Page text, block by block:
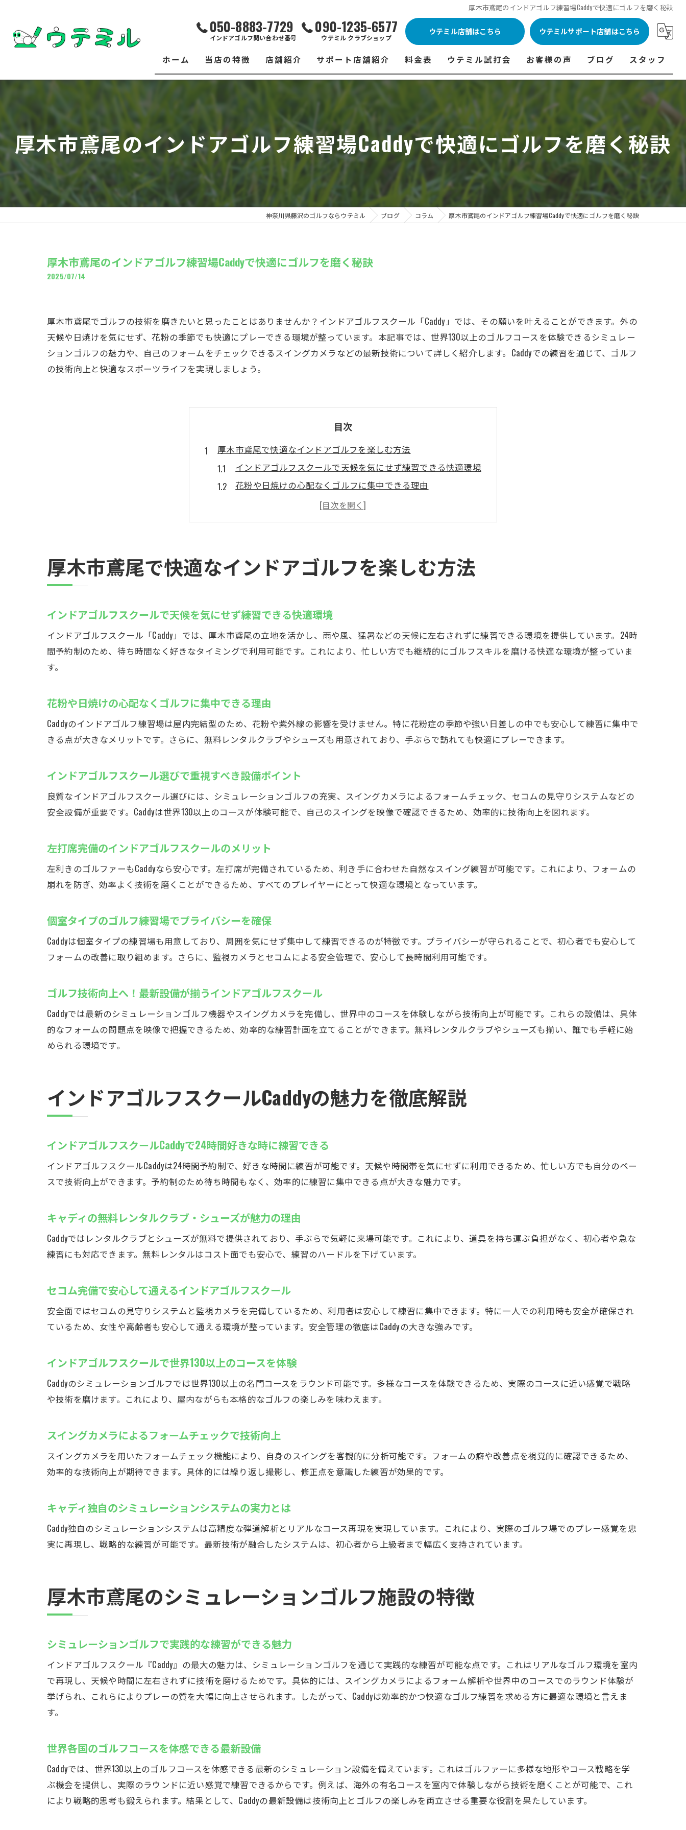
厚木市鳶尾のインドアゴルフ練習場Caddyで快適にゴルフを磨く秘訣
050-8883-7729
インドアゴルフ問い合わせ番号
090-1235-6577
ウテミル クラブショップ
ウテミル店舗はこちら ウテミルサポート店舗はこちら
ホーム 当店の特徴
練習場
フィッティング
店舗紹介
ウテミル 浦安駅前店
市原インドアゴルフ
ウテミルスクール高崎店
サポート店舗紹介
シミュレーションゴルフ Caddy
スズヨンゴルフクラブ(SUZU4-GOLFCLUB)
料金表
浦安駅前店 料金表
市原インドアゴルフ 料金表
ウテミルスクール高崎店 料金表
サポート店舗 料金表
シミュレーションゴルフ Caddy 料金表
ウテミル試打会
ウテミル試打会とは・・・
ウテミル試打会日程
フィッテイング・試打会 商品ラインナップ一覧
よくある質問
試打会開催受付
お客様の声
フィッテイング・試打会参加者の声
ブログ スタッフ
代表あいさつ
厚木市鳶尾のインドアゴルフ練習場Caddyで快適にゴルフを磨く秘訣
神奈川県藤沢のゴルフならウテミル ブログ コラム 厚木市鳶尾のインドアゴルフ練習場Caddyで快適にゴルフを磨く秘訣
厚木市鳶尾のインドアゴルフ練習場Caddyで快適にゴルフを磨く秘訣
2025/07/14
厚木市鳶尾でゴルフの技術を磨きたいと思ったことはありませんか？インドアゴルフスクール「Caddy」では、その願いを叶えることができます。外の
天候や日焼けを気にせず、花粉の季節でも快適にプレーできる環境が整っています。本記事では、世界130以上のゴルフコースを体験できるシミュレー
ションゴルフの魅力や、自己のフォームをチェックできるスイングカメラなどの最新技術について詳しく紹介します。Caddyでの練習を通じて、ゴルフ
の技術向上と快適なスポーツライフを実現しましょう。
目次
厚木市鳶尾で快適なインドアゴルフを楽しむ方法
インドアゴルフスクールで天候を気にせず練習できる快適環境
花粉や日焼けの心配なくゴルフに集中できる理由
インドアゴルフスクール選びで重視すべき設備ポイント
左打席完備のインドアゴルフスクールのメリット
ゴルフ技術向上へ！最新設備が揃うインドアゴルフスクール
インドアゴルフスクールCaddyの魅力を徹底解説
キャディの無料レンタルクラブ・シューズが魅力の理由
インドアゴルフスクールで世界130以上のコースを体験
厚木市鳶尾のシミュレーションゴルフ施設の特徴
シミュレーションゴルフで実践的な練習ができる魅力
世界各国のゴルフコースを体感できる最新設備
インドアゴルフスクールで初心者も安心して練習
ゴルフ練習場選びに役立つシミュレーション機能の違い
インドアゴルフスクールなら雨の日も快適に練習できる
24時間営業で仕事帰りにも利用できるインドアゴルフ
花粉や天候を気にせず集中できる練習環境
厚木市鳶尾のインドアゴルフでスイングをチェックしよう
インドアゴルフスクールで動画解析を活用した練習法
左打席完備の練習場で自分に合ったフォームを学ぶ
インドアゴルフスクールなら仕事帰りも練習が可能
予約制で待ち時間なし！効率的なゴルフ練習法
レンタルクラブと無料シューズで気軽に始められる
インドアゴルフスクールで継続する上達のコツ
夜間も安心して通えるセキュリティ対策万全の施設
インドアゴルフスクールで仲間と楽しくラウンド体験
個室タイプの練習場で周囲を気にせず集中できる環境
多様な練習プランで自分に合ったゴルフ上達法
シミュレーションゴルフで本格的なコースデビュー準備
インドアゴルフスクールの活用で健康的な毎日を実現
厚木市鳶尾のゴルフ練習場Caddyの最新設備を紹介
インドアゴルフスクールの先進技術を徹底解説
安心のセコム見守りシステムで安全な練習をサポート
左利き用打席や個室で快適なゴルフ練習が可能
24時間利用できるインドアゴルフスクールの利便性
厚木市鳶尾で快適なインドアゴルフを楽しむ方法
インドアゴルフスクールで天候を気にせず練習できる快適環境
インドアゴルフスクール「Caddy」では、厚木市鳶尾の立地を活かし、雨や風、猛暑などの天候に左右されずに練習できる環境を提供しています。24時
間予約制のため、待ち時間なく好きなタイミングで利用可能です。これにより、忙しい方でも継続的にゴルフスキルを磨ける快適な環境が整っていま
す。
花粉や日焼けの心配なくゴルフに集中できる理由
Caddyのインドアゴルフ練習場は屋内完結型のため、花粉や紫外線の影響を受けません。特に花粉症の季節や強い日差しの中でも安心して練習に集中で
きる点が大きなメリットです。さらに、無料レンタルクラブやシューズも用意されており、手ぶらで訪れても快適にプレーできます。
インドアゴルフスクール選びで重視すべき設備ポイント
良質なインドアゴルフスクール選びには、シミュレーションゴルフの充実、スイングカメラによるフォームチェック、セコムの見守りシステムなどの
安全設備が重要です。Caddyは世界130以上のコースが体験可能で、自己のスイングを映像で確認できるため、効率的に技術向上を図れます。
左打席完備のインドアゴルフスクールのメリット
左利きのゴルファーもCaddyなら安心です。左打席が完備されているため、利き手に合わせた自然なスイング練習が可能です。これにより、フォームの
崩れを防ぎ、効率よく技術を磨くことができるため、すべてのプレイヤーにとって快適な環境となっています。
個室タイプのゴルフ練習場でプライバシーを確保
Caddyは個室タイプの練習場も用意しており、周囲を気にせず集中して練習できるのが特徴です。プライバシーが守られることで、初心者でも安心して
フォームの改善に取り組めます。さらに、監視カメラとセコムによる安全管理で、安心して長時間利用可能です。
ゴルフ技術向上へ！最新設備が揃うインドアゴルフスクール
Caddyでは最新のシミュレーションゴルフ機器やスイングカメラを完備し、世界中のコースを体験しながら技術向上が可能です。これらの設備は、具体
的なフォームの問題点を映像で把握できるため、効率的な練習計画を立てることができます。無料レンタルクラブやシューズも揃い、誰でも手軽に始
められる環境です。
インドアゴルフスクールCaddyの魅力を徹底解説
インドアゴルフスクールCaddyで24時間好きな時に練習できる
インドアゴルフスクールCaddyは24時間予約制で、好きな時間に練習が可能です。天候や時間帯を気にせずに利用できるため、忙しい方でも自分のペー
スで技術向上ができます。予約制のため待ち時間もなく、効率的に練習に集中できる点が大きな魅力です。
キャディの無料レンタルクラブ・シューズが魅力の理由
Caddyではレンタルクラブとシューズが無料で提供されており、手ぶらで気軽に来場可能です。これにより、道具を持ち運ぶ負担がなく、初心者や急な
練習にも対応できます。無料レンタルはコスト面でも安心で、練習のハードルを下げています。
セコム完備で安心して通えるインドアゴルフスクール
安全面ではセコムの見守りシステムと監視カメラを完備しているため、利用者は安心して練習に集中できます。特に一人での利用時も安全が確保され
ているため、女性や高齢者も安心して通える環境が整っています。安全管理の徹底はCaddyの大きな強みです。
インドアゴルフスクールで世界130以上のコースを体験
Caddyのシミュレーションゴルフでは世界130以上の名門コースをラウンド可能です。多様なコースを体験できるため、実際のコースに近い感覚で戦略
や技術を磨けます。これにより、屋内ながらも本格的なゴルフの楽しみを味わえます。
スイングカメラによるフォームチェックで技術向上
スイングカメラを用いたフォームチェック機能により、自身のスイングを客観的に分析可能です。フォームの癖や改善点を視覚的に確認できるため、
効率的な技術向上が期待できます。具体的には繰り返し撮影し、修正点を意識した練習が効果的です。
キャディ独自のシミュレーションシステムの実力とは
Caddy独自のシミュレーションシステムは高精度な弾道解析とリアルなコース再現を実現しています。これにより、実際のゴルフ場でのプレー感覚を忠
実に再現し、戦略的な練習が可能です。最新技術が融合したシステムは、初心者から上級者まで幅広く支持されています。
厚木市鳶尾のシミュレーションゴルフ施設の特徴
シミュレーションゴルフで実践的な練習ができる魅力
インドアゴルフスクール『Caddy』の最大の魅力は、シミュレーションゴルフを通じて実践的な練習が可能な点です。これはリアルなゴルフ環境を室内
で再現し、天候や時間に左右されずに技術を磨けるためです。具体的には、スイングカメラによるフォーム解析や世界中のコースでのラウンド体験が
挙げられ、これらによりプレーの質を大幅に向上させられます。したがって、Caddyは効率的かつ快適なゴルフ練習を求める方に最適な環境と言えま
す。
世界各国のゴルフコースを体感できる最新設備
Caddyでは、世界130以上のゴルフコースを体感できる最新のシミュレーション設備を備えています。これはゴルファーに多様な地形やコース戦略を学
ぶ機会を提供し、実際のラウンドに近い感覚で練習できるからです。例えば、海外の有名コースを室内で体験しながら技術を磨くことが可能で、これ
により戦略的思考も鍛えられます。結果として、Caddyの最新設備は技術向上とゴルフの楽しみを両立させる重要な役割を果たしています。